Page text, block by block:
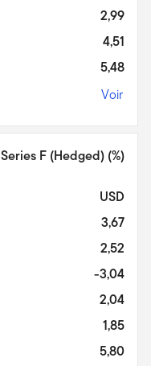
2,99
4,51
5,48
Voir
Series F (Hedged) (%)
USD
3,67
2,52
-3,04
2,04
1,85
5,80